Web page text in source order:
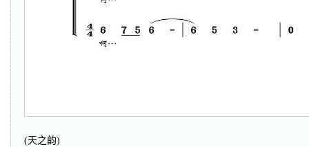
(天之韵)